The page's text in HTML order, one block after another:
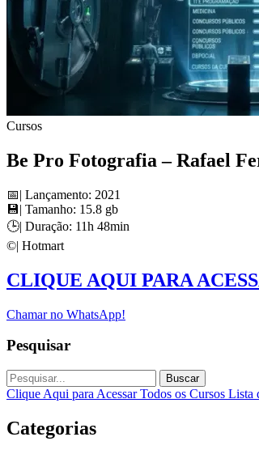
Cursos
Be Pro Fotografia – Rafael
📅| Lançamento: 2021
💾| Tamanho: 15.8 gb
🕒| Duração: 11h 48min
©️| Hotmart
CLIQUE AQUI PARA
Chamar no WhatsApp!
Pesquisar
Buscar
Clique Aqui para Acessar Todos os Cursos Lista
Categorias